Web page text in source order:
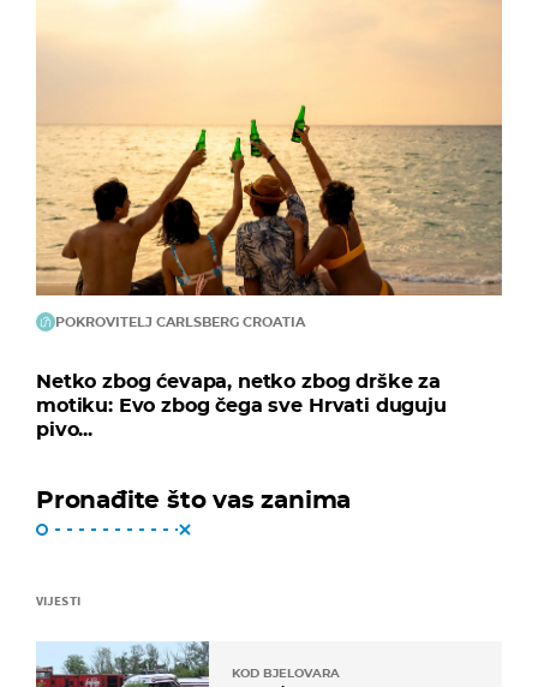
POKROVITELJ CARLSBERG CROATIA
Netko zbog ćevapa, netko zbog drške za
motiku: Evo zbog čega sve Hrvati duguju
pivo...
Pronađite što vas zanima
VIJESTI
KOD BJELOVARA